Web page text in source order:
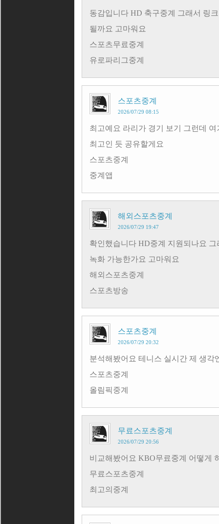
동감입니다 HD 축구중계 그래서 링
될까요 고마워요
스포츠무료중계
유로파리그중계
스포츠중계
2026/07/29 08:15
최고예요 라리가 경기 보기 그런데 여
최고인 듯 공유할게요
스포츠중계
중계앱
해외스포츠중계
2026/07/29 19:47
확인했습니다 HD중계 지원되나요 그
녹화 가능한가요 고마워요
해외스포츠중계
스포츠방송
스포츠중계
2026/07/29 20:32
분석해봤어요 테니스 실시간 제 생
스포츠중계
올림픽중계
무료스포츠중계
2026/07/29 20:56
비교해봤어요 KBO무료중계 어떻게
무료스포츠중계
최고의중계